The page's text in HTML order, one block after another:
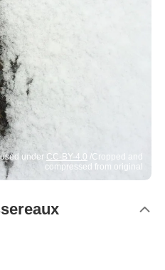
under CC-BY-4.0 /Cropped and
compressed from original